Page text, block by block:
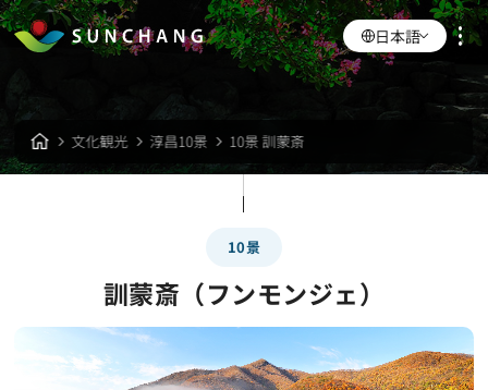
日本語
文化観光 淳昌10景 10景 訓蒙斎
10景
訓蒙斎（フンモンジェ）